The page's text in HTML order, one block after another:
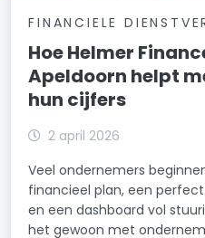
FINANCIELE
Hoe Helmer
Apeldoorn helpt
hun cijfers
2 april 2026
Veel ondernemers
financieel plan, een
en een dashboard vol
het gewoon met